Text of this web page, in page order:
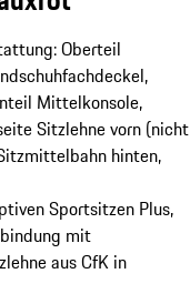
Oberteil
Mittelkonsole,
Sitzlehne vorn (nicht
hinten,
Sportsitzen Plus,
mit
aus CfK in